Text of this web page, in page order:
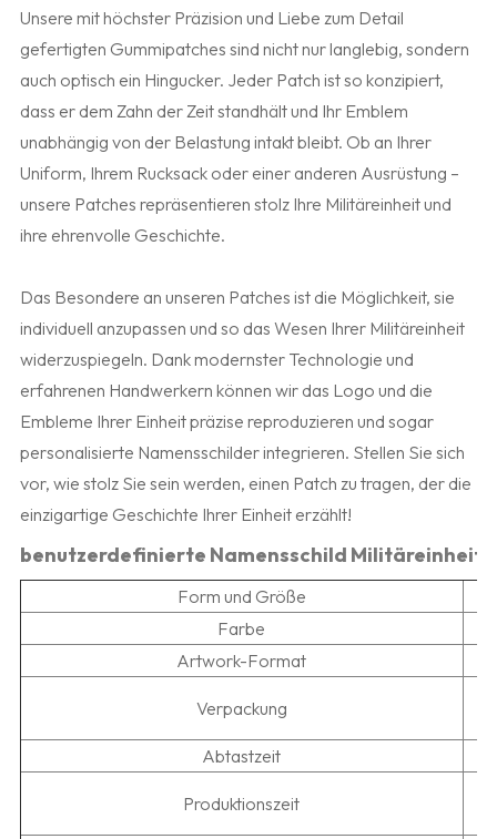
Unsere mit höchster Präzision und Liebe zum Detail
gefertigten Gummipatches sind nicht nur langlebig, sondern
auch optisch ein Hingucker. Jeder Patch ist so konzipiert,
dass er dem Zahn der Zeit standhält und Ihr Emblem
unabhängig von der Belastung intakt bleibt. Ob an Ihrer
Uniform, Ihrem Rucksack oder einer anderen Ausrüstung –
unsere Patches repräsentieren stolz Ihre Militäreinheit und
ihre ehrenvolle Geschichte.
Das Besondere an unseren Patches ist die Möglichkeit, sie
individuell anzupassen und so das Wesen Ihrer Militäreinheit
widerzuspiegeln. Dank modernster Technologie und
erfahrenen Handwerkern können wir das Logo und die
Embleme Ihrer Einheit präzise reproduzieren und sogar
personalisierte Namensschilder integrieren. Stellen Sie sich
vor, wie stolz Sie sein werden, einen Patch zu tragen, der die
einzigartige Geschichte Ihrer Einheit erzählt!
benutzerdefinierte Namensschild Militäreinheit
Form und Größe
Farbe
Artwork-Format
Verpackung
Abtastzeit
Produktionszeit